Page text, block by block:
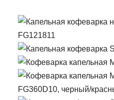
FG121811
FG360D10, черный/